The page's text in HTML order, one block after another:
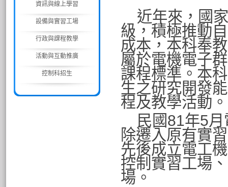
資訊與線上學習
設備與實習工場
行政與課程教學
活動與互動推廣
控制科招生
近年來 ，國
級，積極推動
成本， 本科奉
屬於電機電子
課程標準。本
生之研究開發
程及教學活動。
民國81年5
除遷入原有實
先後成立電工
控制實習工場
場。